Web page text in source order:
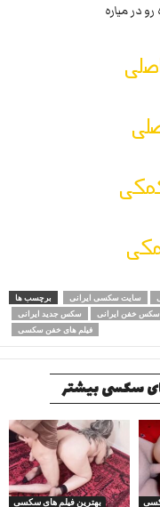
در میاره
برچسب ها سایت سکسی ایرانی
سکس جدید ایرانی
سکس خفن ایرانی
فیلم های خفن سکسی
سکسی بیشتر
بهترین فیلم های سکسی